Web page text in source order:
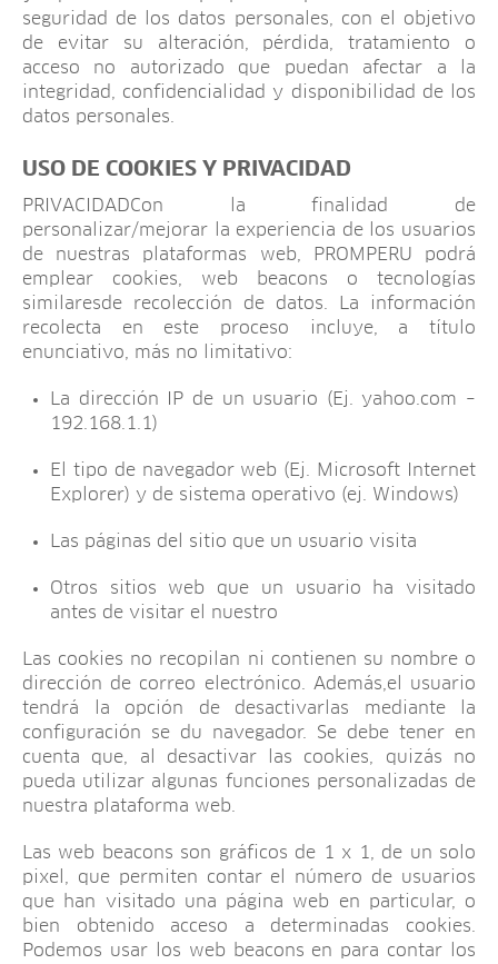
seguridad de los datos personales, con el objetivo
de evitar su alteración, pérdida, tratamiento o
acceso no autorizado que puedan afectar a la
integridad, confidencialidad y disponibilidad de los
datos personales.
USO DE COOKIES Y PRIVACIDAD
PRIVACIDADCon la finalidad de
personalizar/mejorar la experiencia de los usuarios
de nuestras plataformas web, PROMPERU podrá
emplear cookies, web beacons o tecnologías
similaresde recolección de datos. La información
recolecta en este proceso incluye, a título
enunciativo, más no limitativo:
La dirección IP de un usuario (Ej. yahoo.com –
192.168.1.1)
El tipo de navegador web (Ej. Microsoft Internet
Explorer) y de sistema operativo (ej. Windows)
Las páginas del sitio que un usuario visita
Otros sitios web que un usuario ha visitado
antes de visitar el nuestro
Las cookies no recopilan ni contienen su nombre o
dirección de correo electrónico. Además,el usuario
tendrá la opción de desactivarlas mediante la
configuración se du navegador. Se debe tener en
cuenta que, al desactivar las cookies, quizás no
pueda utilizar algunas funciones personalizadas de
nuestra plataforma web.
Las web beacons son gráficos de 1 x 1, de un solo
pixel, que permiten contar el número de usuarios
que han visitado una página web en particular, o
bien obtenido acceso a determinadas cookies.
Podemos usar los web beacons en para contar los